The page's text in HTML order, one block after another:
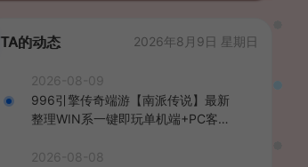
TA的动态 2026年8月9日 星期日
2026-08-09
996引擎传奇端游【南派传说】最新
整理WIN系一键即玩单机端+PC客户
2026-08-08